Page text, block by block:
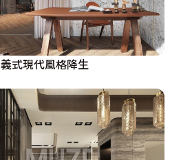
譜寫精緻 義式現代風格降生